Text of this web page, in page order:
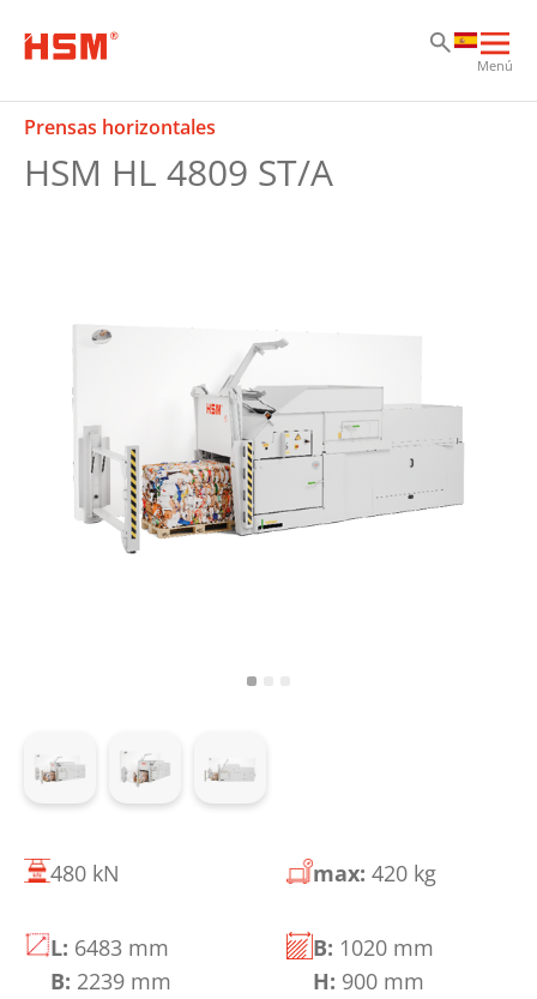
Menú
Prensas horizontales
HSM HL 4809 ST/A
480 kN max: 420 kg
L: 6483 mm
B: 2239 mm
B: 1020 mm
H: 900 mm